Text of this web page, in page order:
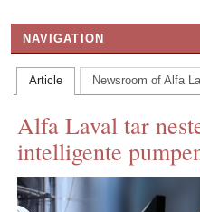
NAVIGATION
HOME
CONTACT US
INS MAIN WEBSITE
ABOUT US
Article Newsroom of Alfa
Alfa Laval tar
intelligente